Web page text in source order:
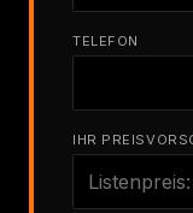
TELEFON
IHR